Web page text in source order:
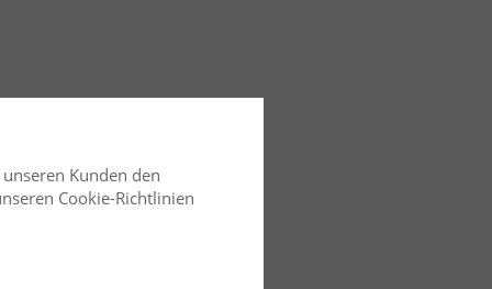
Kunden den
Cookie-Richtlinien